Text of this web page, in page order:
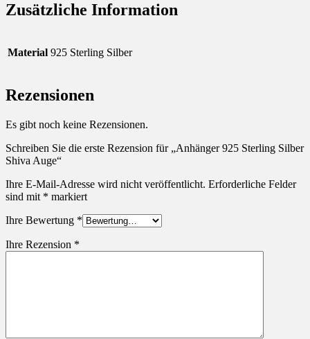
Zusätzliche Information
Material 925 Sterling Silber
Rezensionen
Es gibt noch keine Rezensionen.
Schreiben Sie die erste Rezension für „Anhänger 925 Sterling Silber
Shiva Auge“
Ihre E-Mail-Adresse wird nicht veröffentlicht. Erforderliche Felder
sind mit * markiert
Ihre Bewertung *
Ihre Rezension *